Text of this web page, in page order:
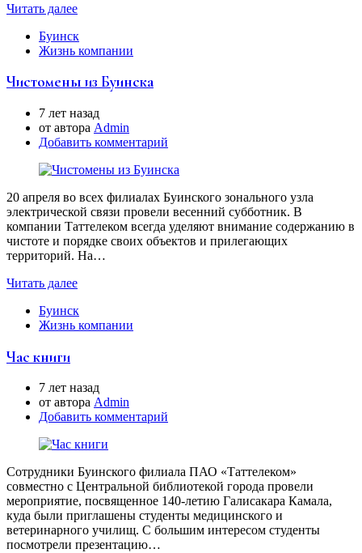
Читать далее
Буинск
Жизнь компании
Чистомены из Буинска
7 лет назад
от автора Аdmin
Добавить комментарий
20 апреля во всех филиалах Буинского зонального узла
электрической связи провели весенний субботник. В
компании Таттелеком всегда уделяют внимание содержанию в
чистоте и порядке своих объектов и прилегающих
территорий. На…
Читать далее
Буинск
Жизнь компании
Час книги
7 лет назад
от автора Аdmin
Добавить комментарий
Сотрудники Буинского филиала ПАО «Таттелеком»
совместно с Центральной библиотекой города провели
мероприятие, посвященное 140-летию Галисакара Камала,
куда были приглашены студенты медицинского и
ветеринарного училищ. С большим интересом студенты
посмотрели презентацию…